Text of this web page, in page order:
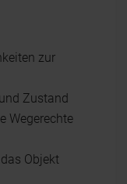
zur
Zustand
Wegerechte
Objekt